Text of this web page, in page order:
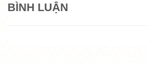
BÌNH LUẬN